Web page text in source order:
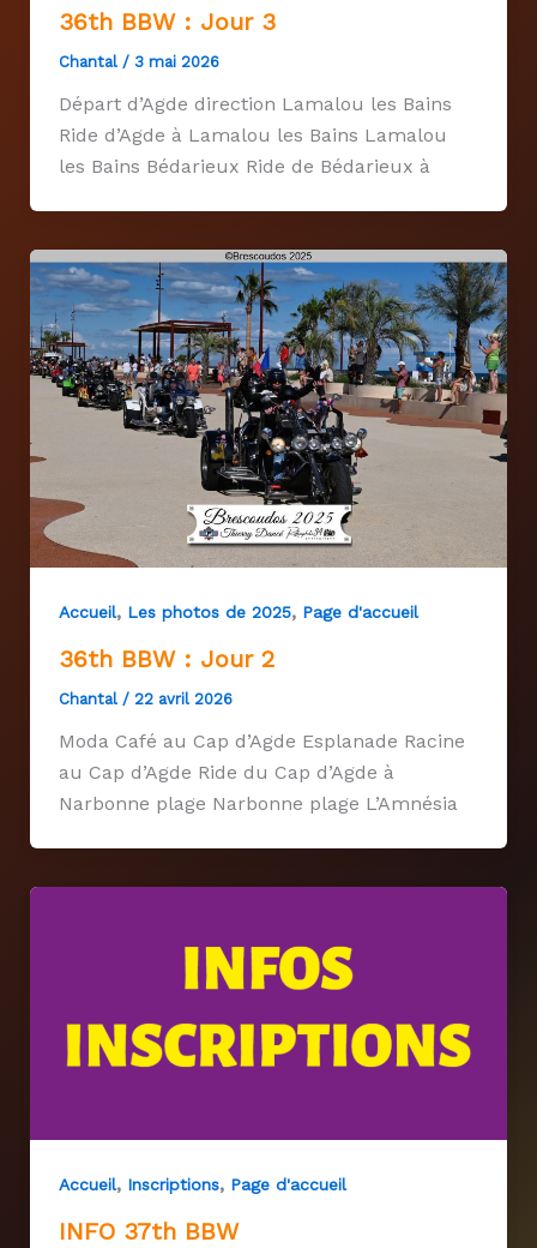
36th BBW : Jour 3
Chantal / 3 mai 2026
Départ d’Agde direction Lamalou les Bains
Ride d’Agde à Lamalou les Bains Lamalou
les Bains Bédarieux Ride de Bédarieux à
Accueil, Les photos de 2025, Page d'accueil
36th BBW : Jour 2
Chantal / 22 avril 2026
Moda Café au Cap d’Agde Esplanade Racine
au Cap d’Agde Ride du Cap d’Agde à
Narbonne plage Narbonne plage L’Amnésia
Accueil, Inscriptions, Page d'accueil
INFO 37th BBW